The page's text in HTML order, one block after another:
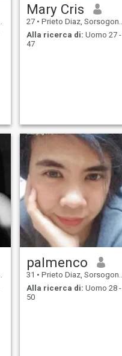
Mary Cris
27 • Prieto Diaz, Sorsogon, Filippine
Alla ricerca di: Uomo 27 -
47
palmenco
31 • Prieto Diaz, Sorsogon, Filippine
Alla ricerca di: Uomo 28 -
50